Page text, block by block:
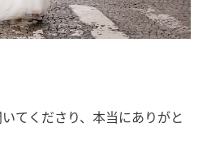
てくださり、本当にありがと